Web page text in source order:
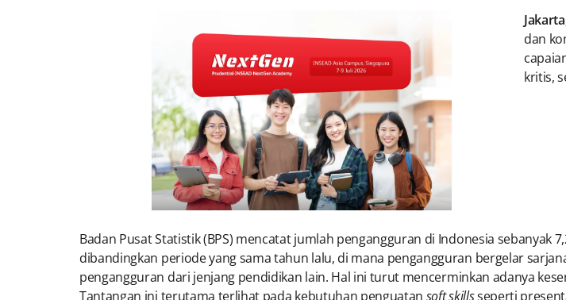
dan
kritis,
Badan Pusat Statistik (BPS) mencatat jumlah pengangguran di Indonesia
dibandingkan periode yang sama tahun lalu, di mana pengangguran bergelar
pengangguran dari jenjang pendidikan lain. Hal ini turut mencerminkan adanya
Tantangan ini terutama terlihat pada kebutuhan penguatan soft skillsseperti